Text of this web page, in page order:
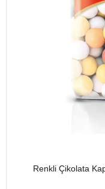
Renkli Çikolata